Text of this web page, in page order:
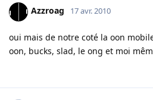
Azzroag 17 avr. 2010
oui mais de notre coté la oon
oon, bucks, slad, le ong et moi